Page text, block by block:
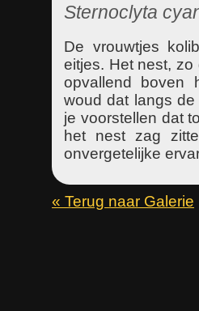
Sternoclyta
De vrouwtjes
eitjes. Het nest,
opvallend boven
woud dat langs
je voorstellen dat
het nest zag
onvergetelijke
« Terug naar Galerie